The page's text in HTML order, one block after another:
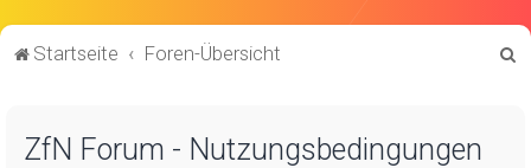
Startseite Foren-Übersicht
ZfN Forum - Nutzungsbedingungen